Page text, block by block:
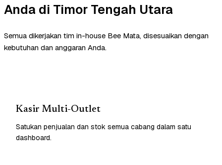
Anda di Timor Tengah Utara
Semua dikerjakan tim in-house Bee Mata, disesuaikan dengan
kebutuhan dan anggaran Anda.
Kasir Multi-Outlet
Satukan penjualan dan stok semua cabang dalam satu
dashboard.